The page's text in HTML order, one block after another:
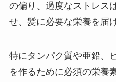
の偏り、過度なストレス
せ、髪に必要な栄養を届
特にタンパク質や亜鉛、
を作るために必須の栄養